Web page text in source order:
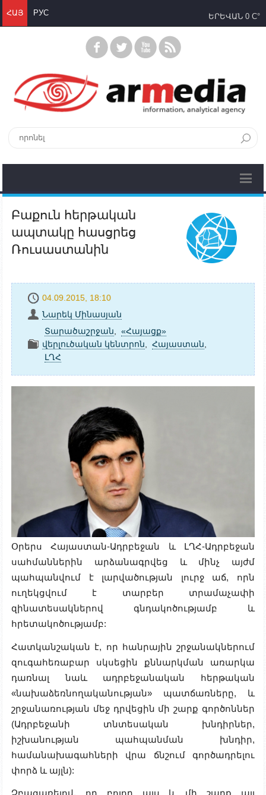
ՀԱՅ РУС ԵՐԵՎԱՆ 0 C°
Բաքուն հերթական
ապտակը հասցրեց
Ռուսաստանին
04.09.2015, 18:10
Նարեկ Մինասյան
Տարածաշրջան
«Հայացք»
վերլուծական կենտրոն
Հայաստան
ԼՂՀ
Օրերս Հայաստան-Ադրբեջան և ԼՂՀ-Ադրբեջան
սահմաններին արձանագրվեց և մինչ այժմ
պահպանվում է լարվածության լուրջ աճ, որն
ուղեկցվում է տարբեր տրամաչափի
զինատեսակներով գնդակոծությամբ և
հրետակոծությամբ:
Հատկանշական է, որ հանրային շրջանակներում
զուգահեռաբար սկսեցին քննարկման առարկա
դառնալ նաև ադրբեջանական հերթական
«նախաձեռնողականության» պատճառները, և
շրջանառության մեջ դրվեցին մի շարք գործոններ
(Ադրբեջանի տնտեսական խնդիրներ,
իշխանության պահպանման խնդիր,
համանախագահների վրա ճնշում գործադրելու
փորձ և այլն):
Չբացառելով, որ բոլոր այս և մի շարք այլ